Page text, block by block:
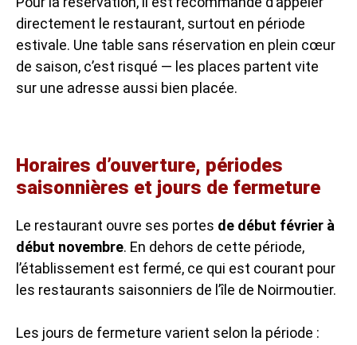
directement le restaurant, surtout en période
estivale. Une table sans réservation en plein cœur
de saison, c’est risqué — les places partent vite
sur une adresse aussi bien placée.
Horaires d’ouverture, périodes
saisonnières et jours de fermeture
Le restaurant ouvre ses portes de début février à
début novembre. En dehors de cette période,
l’établissement est fermé, ce qui est courant pour
les restaurants saisonniers de l’île de Noirmoutier.
Les jours de fermeture varient selon la période :